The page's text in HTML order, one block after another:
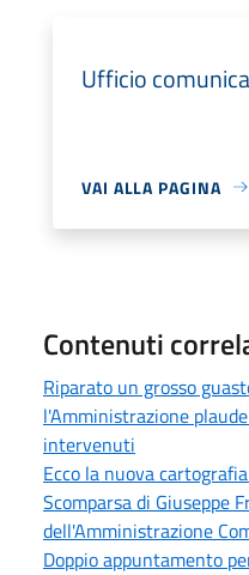
Ufficio
VAI ALLA PAGINA
Contenuti
Riparato un grosso
l'Amministrazione
intervenuti
Ecco la nuova
Scomparsa di Giuseppe
dell'Amministrazione
Doppio appuntamento